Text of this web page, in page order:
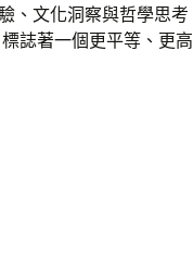
、文化洞察與哲學思考
誌著一個更平等、更高